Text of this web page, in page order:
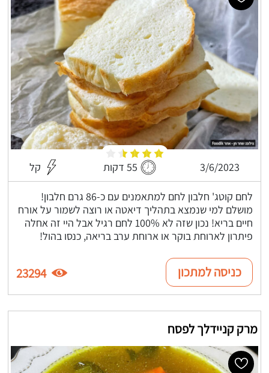
3/6/2023 55 דקות קל
לחם קוטג' חלבון לחם למתאמנים עם כ-86 גרם חלבון!
מושלם למי שנמצא בתהליך דיאטה או רוצה לשמור על אורח
חיים בריא! נכון שזה לא 100% לחם רגיל אבל היי זה אחלה
פיתרון לארוחת בוקר או ארוחת ערב בריאה, כנסו בהול!
כניסה למתכון 23294
מרק קניידלך לפסח